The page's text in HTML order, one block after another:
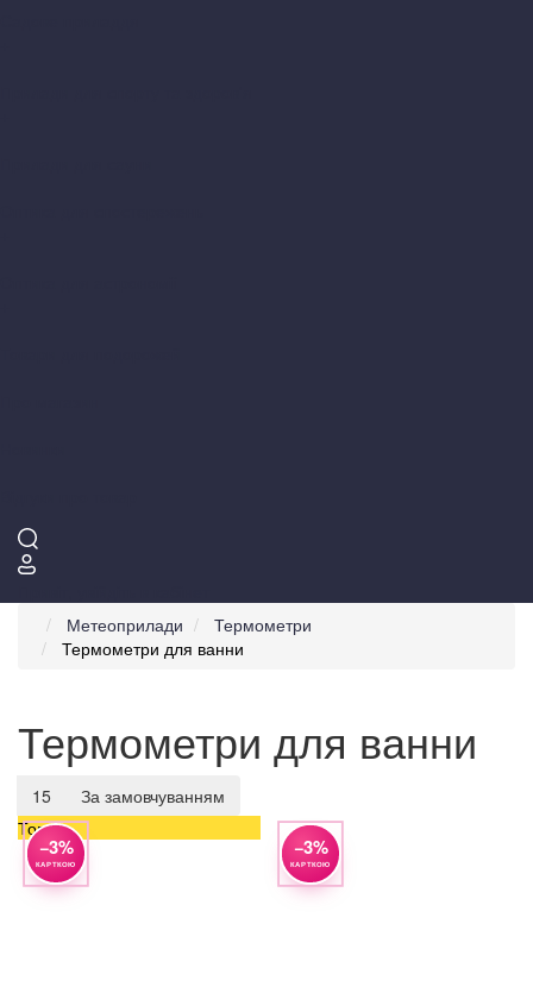
Метеоприлади
Термометри
Термометри для ванни
Термометри для ванни
15
За замовчуванням
Топ
−3%
КАРТКОЮ
−3%
КАРТКОЮ